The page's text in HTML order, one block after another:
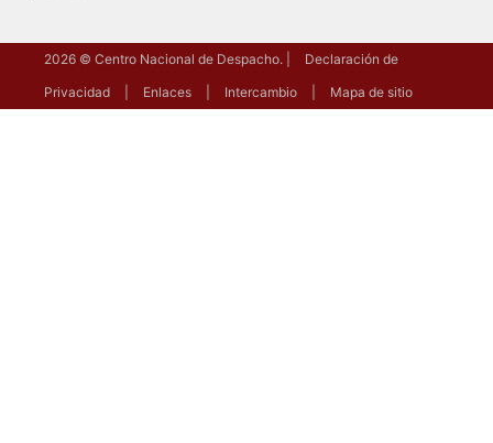
2026 © Centro Nacional de Despacho.
Declaración de
Privacidad
Enlaces Intercambio Mapa de sitio